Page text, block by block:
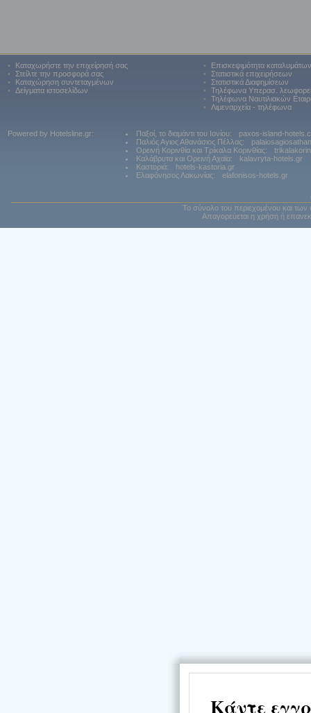
•
Καταχωρήστε την επιχείρησή σας
•
Στείλτε την προσφορά σας
•
Καταχώρηση συντεταγμένων
•
Δείγματα ιστοσελίδων
•
Επισκεψιμότητα καταλυμάτων
•
Στατιστικά επιχειρήσεων
•
Στατιστικά Διαφημίσεων
•
Τηλέφωνα Υπερασ.
•
Τηλέφωνα Ναυτιλιακών
•
Λιμεναρχεία - τηλέφωνα
Powered by Hotelsline.gr: Παξοί, το διαμάντι του Ιονίου:
paxos-island-
Παλιός Αγιος Αθανάσιος Πέλλας:
Ορεινή Κορινθία και Τρίκαλα Κορινθίας:
Καλάβρυτα και Ορεινή Αχαϊα:
kalavryta-hotels.gr
Καστοριά:
hotels-kastoria.gr
Ελαφόνησος Λακωνίας:
elafonisos-hotels.gr
Το σύνολο του περιεχομένου και των
Απαγορεύεται η χρήση ή